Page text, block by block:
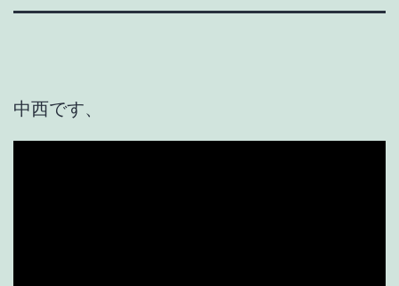
中西です、